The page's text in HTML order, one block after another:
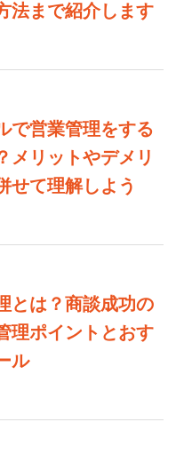
法まで紹介します
で営業管理をする
メリットやデメリ
せて理解しよう
とは？商談成功の
理ポイントとおす
ル